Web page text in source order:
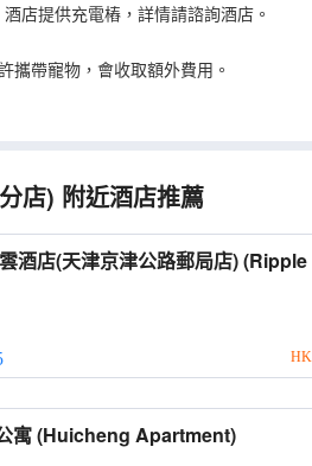
酒店提供充電樁，詳情請諮詢酒店。
攜帶寵物，會收取額外費用。
店) 附近酒店推薦
店(天津京津公路郵局店) (Ripple Hotel
Jingjin Highway Post Office))
慧誠公寓 (Huicheng Apartment)